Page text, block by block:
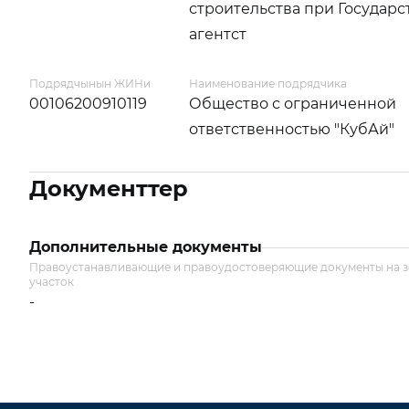
строительства при
агентст
Подрядчынын ЖИНи
00106200910119
Наименование подрядчика
Общество с ограниченной
ответственностью "КубАй"
Документтер
Дополнительные документы
Правоустанавливающие и правоудостоверяющие документы на
участок
-